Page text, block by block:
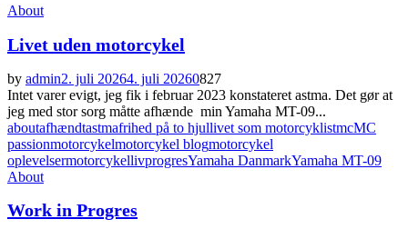
About
Livet uden motorcykel
by admin2. juli 20264. juli 20260827
Intet varer evigt, jeg fik i februar 2023 konstateret astma. Det gør at
jeg med stor sorg måtte afhænde min Yamaha MT-09...
aboutafhændtastmafrihed på to hjullivet som motorcyklistmcMC
passionmotorcykelmotorcykel blogmotorcykel
oplevelsermotorcykellivprogresYamaha DanmarkYamaha MT-09
About
Work in Progres